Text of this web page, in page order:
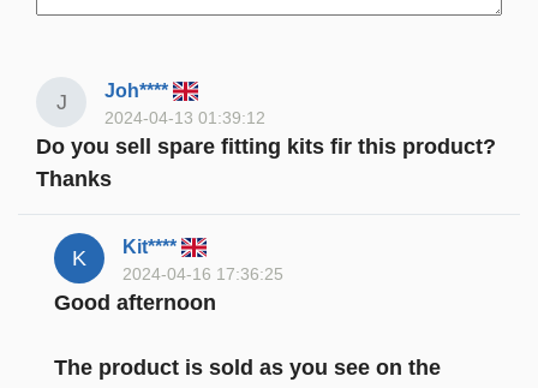
J Joh****
2024-04-13 01:39:12
Do you sell spare fitting kits fir this product?
Thanks
K Kit****
2024-04-16 17:36:25
Good afternoon
The product is sold as you see on the